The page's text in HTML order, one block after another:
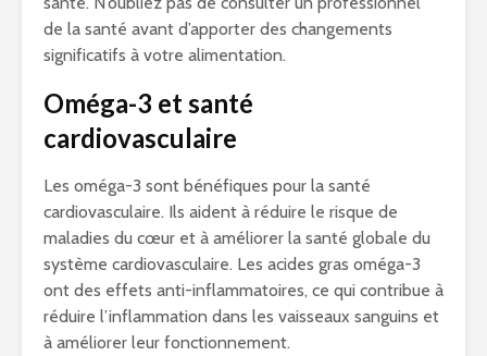
de la santé avant d’apporter des changements
significatifs à votre alimentation.
Oméga-3 et santé
cardiovasculaire
Les oméga-3 sont bénéfiques pour la santé
cardiovasculaire. Ils aident à réduire le risque de
maladies du cœur et à améliorer la santé globale du
système cardiovasculaire. Les acides gras oméga-3
ont des effets anti-inflammatoires, ce qui contribue à
réduire l’inflammation dans les vaisseaux sanguins et
à améliorer leur fonctionnement.